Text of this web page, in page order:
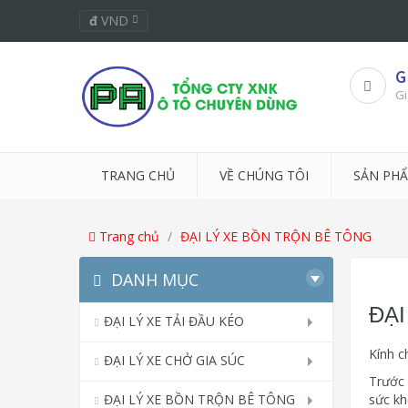
đ VND
TRANG CHỦ VỀ CHÚNG TÔI SẢN
Trang chủ ĐẠI LÝ XE BỒN TRỘN BÊ TÔNG
DANH MỤC
ĐẠI LÝ XE TẢI ĐẦU KÉO
ĐẠI LÝ XE CHỞ GIA SÚC
ĐẠI LÝ XE BỒN TRỘN BÊ TÔNG
ĐẠI
Kính
Trước
sức